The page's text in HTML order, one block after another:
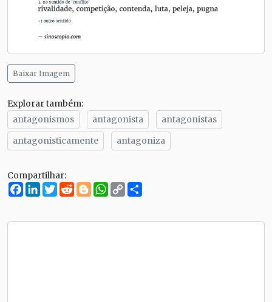
Baixar Imagem
Explorar também:
antagonismos
antagonista
antagonistas
antagonisticamente
antagoniza
Compartilhar:
Facebook
LinkedIn
Twitter
RedditBloggerWhatsApp
Copy
Link